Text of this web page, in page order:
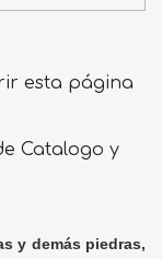
Catalogo y
y demás piedras,